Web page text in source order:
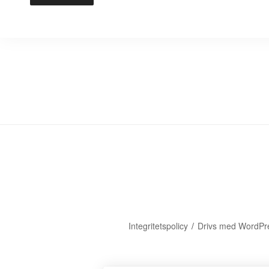
Integritetspolicy Drivs med